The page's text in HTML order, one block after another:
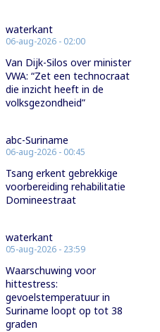
waterkant
06-aug-2026 - 02:00
Van Dijk-Silos over minister
VWA: “Zet een technocraat
die inzicht heeft in de
volksgezondheid”
abc-Suriname
06-aug-2026 - 00:45
Tsang erkent gebrekkige
voorbereiding rehabilitatie
Domineestraat
waterkant
05-aug-2026 - 23:59
Waarschuwing voor
hittestress:
gevoelstemperatuur in
Suriname loopt op tot 38
graden